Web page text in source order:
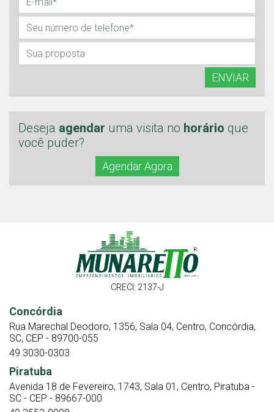
ENVIAR
Deseja agendar uma visita no horário que
você puder?
Agendar Agora
CRECI: 2137-J
Concórdia
Rua Marechal Deodoro, 1356, Sala 04, Centro, Concórdia,
SC, CEP - 89700-055
49 3030-0303
Piratuba
Avenida 18 de Fevereiro, 1743, Sala 01, Centro, Piratuba -
SC - CEP - 89667-000